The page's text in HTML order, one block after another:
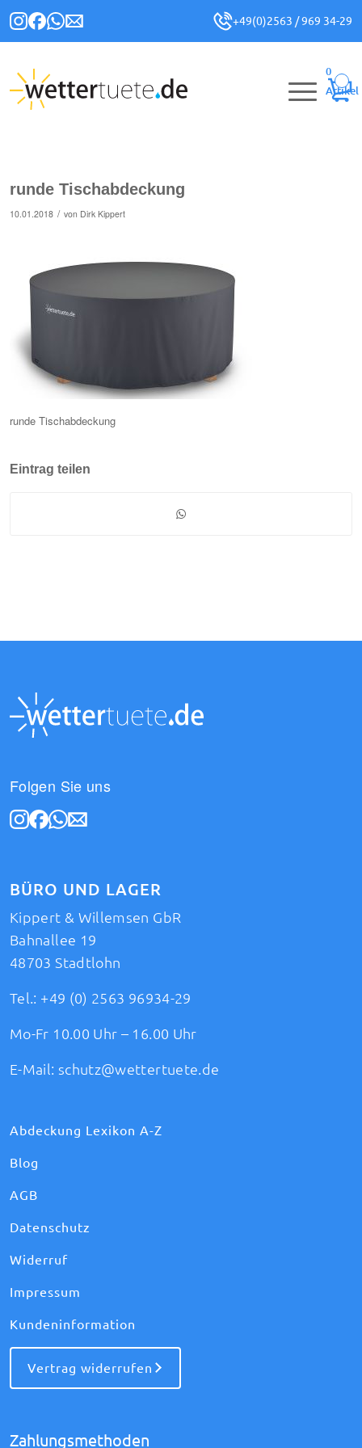
+49(0)2563 / 969 34-29
0
Artikel
runde Tischabdeckung
10.01.2018 / von Dirk Kippert
runde Tischabdeckung
Eintrag teilen
Folgen Sie uns
BÜRO UND LAGER
Kippert & Willemsen GbR
Bahnallee 19
48703 Stadtlohn
Tel.: +49 (0) 2563 96934-29
Mo-Fr 10.00 Uhr – 16.00 Uhr
E-Mail: schutz@wettertuete.de
Abdeckung Lexikon A-Z
Blog
AGB
Datenschutz
Widerruf
Impressum
Kundeninformation
Vertrag widerrufen
Zahlungsmethoden